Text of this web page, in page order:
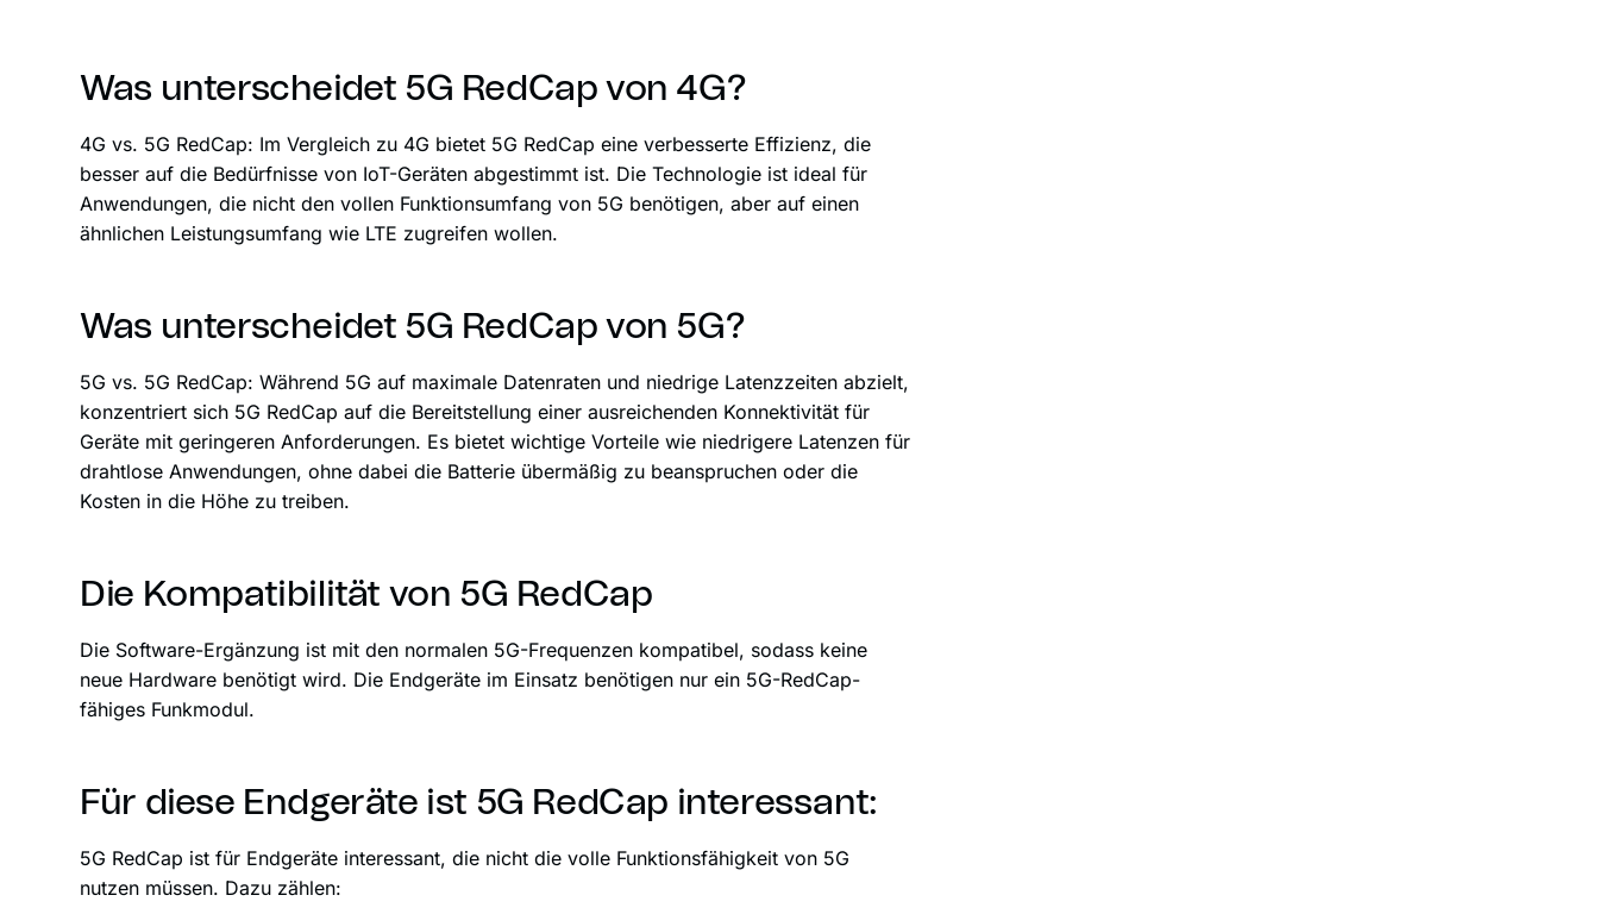
Was unterscheidet 5G RedCap von 4G?
4G vs. 5G RedCap: Im Vergleich zu 4G bietet 5G RedCap eine verbesserte Effizienz, die
besser auf die Bedürfnisse von IoT-Geräten abgestimmt ist. Die Technologie ist ideal für
Anwendungen, die nicht den vollen Funktionsumfang von 5G benötigen, aber auf einen
ähnlichen Leistungsumfang wie LTE zugreifen wollen.
Was unterscheidet 5G RedCap von 5G?
5G vs. 5G RedCap: Während 5G auf maximale Datenraten und niedrige Latenzzeiten abzielt,
konzentriert sich 5G RedCap auf die Bereitstellung einer ausreichenden Konnektivität für
Geräte mit geringeren Anforderungen. Es bietet wichtige Vorteile wie niedrigere Latenzen für
drahtlose Anwendungen, ohne dabei die Batterie übermäßig zu beanspruchen oder die
Kosten in die Höhe zu treiben.
Die Kompatibilität von 5G RedCap
Die Software-Ergänzung ist mit den normalen 5G-Frequenzen kompatibel, sodass keine
neue Hardware benötigt wird. Die Endgeräte im Einsatz benötigen nur ein 5G-RedCap-
fähiges Funkmodul.
Für diese Endgeräte ist 5G RedCap interessant:
5G RedCap ist für Endgeräte interessant, die nicht die volle Funktionsfähigkeit von 5G
nutzen müssen. Dazu zählen: